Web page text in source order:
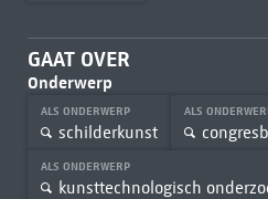
GAAT OVER
Onderwerp
ALS ONDERWERP
schilderkunst
ALS
ALS ONDERWERP
kunsttechnologisch